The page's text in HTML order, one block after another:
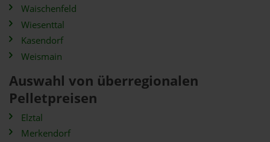
Waischenfeld
Wiesenttal
Kasendorf
Weismain
Auswahl von überregionalen
Pelletpreisen
Elztal
Merkendorf